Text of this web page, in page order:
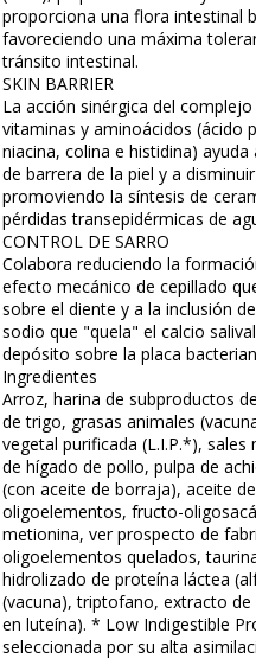
proporciona una flora intestinal
favoreciendo una máxima
tránsito intestinal.
SKIN BARRIER
La acción sinérgica del
vitaminas y aminoácidos (ácido
niacina, colina e histidina)
de barrera de la piel y a
promoviendo la síntesis de
pérdidas transepidérmicas de
CONTROL DE SARRO
Colabora reduciendo la
efecto mecánico de cepillado
sobre el diente y a la inclusión
sodio que "quela" el calcio
depósito sobre la placa
Ingredientes
Arroz, harina de subproductos
de trigo, grasas animales
vegetal purificada (L.I.P.*), sales
de hígado de pollo, pulpa de
(con aceite de borraja), aceite
oligoelementos, fructo-
metionina, ver prospecto de
oligoelementos quelados,
hidrolizado de proteína láctea
(vacuna), triptofano, extracto de
en luteína). * Low Indigestible
seleccionada por su alta